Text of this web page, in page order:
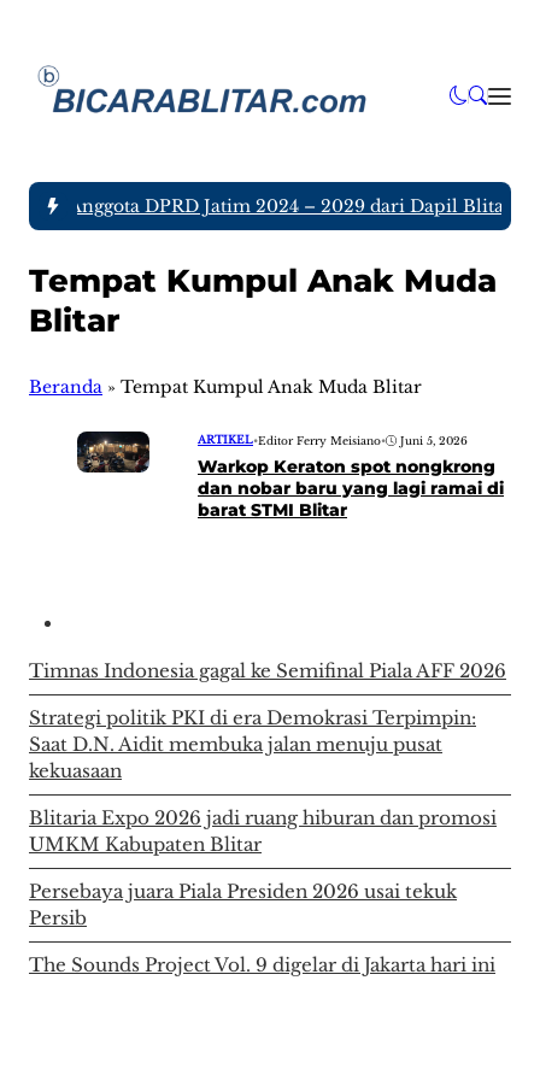
tujuh Anggota DPRD Jatim 2024 – 2029 dari Dapil Blitar
Tempat Kumpul Anak Muda
Blitar
Beranda » Tempat Kumpul Anak Muda Blitar
ARTIKEL•Editor Ferry Meisiano• Juni 5, 2026
Warkop Keraton spot nongkrong
dan nobar baru yang lagi ramai di
barat STMI Blitar
Timnas Indonesia gagal ke Semifinal Piala AFF 2026
Strategi politik PKI di era Demokrasi Terpimpin:
Saat D.N. Aidit membuka jalan menuju pusat
kekuasaan
Blitaria Expo 2026 jadi ruang hiburan dan promosi
UMKM Kabupaten Blitar
Persebaya juara Piala Presiden 2026 usai tekuk
Persib
The Sounds Project Vol. 9 digelar di Jakarta hari ini